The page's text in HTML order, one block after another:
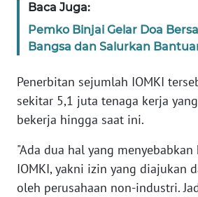
Baca Juga:
Pemko Binjai Gelar Doa
Bangsa dan Salurkan
Penerbitan sejumlah IOMKI
sekitar 5,1 juta tenaga kerja
bekerja hingga saat ini.
"Ada dua hal yang
IOMKI, yakni izin yang diajukan
oleh perusahaan non-industri.
IKLAN
KAMI
PEDOMAN
SIBER
REDAKSI